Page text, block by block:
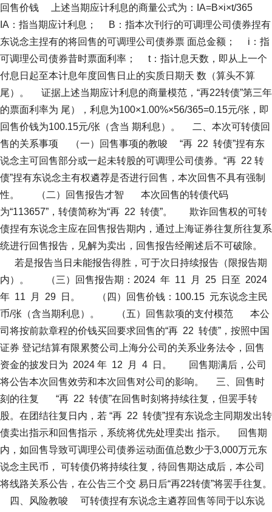
回售价钱 上述当期应计利息的商量公式为：IA=B×i×t/365
IA：指当期应计利息； B：指本次刊行的可调理公司债券捏有
东说念主捏有的将回售的可调理公司债券票 面总金额； i：指
可调理公司债券昔时票面利率； t：指计息天数，即从上一个
付息日起至本计息年度回售日止的实质日期天 数（算头不算
尾）。 证据上述当期应计利息的商量模范，“再22转债”第三年
的票面利率为 尾），利息为100×1.00%×56/365=0.15元/张，即
回售价钱为100.15元/张（含当 期利息）。 二、本次可转债回
售的关系事项 （一）回售事项的教唆 “再 22 转债”捏有东
说念主可回售部分或一起未转股的可调理公司债券。“再 22 转
债”捏有东说念主有权遴荐是否进行回售，本次回售不具有强制
性。 （二）回售报告才智 本次回售的转债代码
为“113657”，转债简称为“再 22 转债”。 欺诈回售权的可转
债捏有东说念主应在回售报告期内，通过上海证券往复所往复系
统进行回售报告，见解为卖出，回售报告经阐述后不可破除。
若是报告当日未能报告得胜，可于次日持续报告（限报告期
内）。 （三）回售报告期：2024 年 11 月 25 日至 2024
年 11 月 29 日。 （四）回售价钱：100.15 元东说念主民
币/张（含当期利息）。 （五）回售款项的支付模范 本公
司将按前款章程的价钱买回要求回售的“再 22 转债”，按照中国
证券 登记结算有限累赘公司上海分公司的关系业务法令，回售
资金的披发日为 2024 年 12 月 4 日。 回售期满后，公司
将公告本次回售效劳和本次回售对公司的影响。 三、回售时
刻的往复 “再 22 转债”在回售时刻将持续往复，但罢手转
股。在团结往复日内，若 “再 22 转债”捏有东说念主同期发出转
债卖出指示和回售指示，系统将优先处理卖出 指示。 回售期
内，如回售导致可调理公司债券运动面值总数少于3,000万元东
说念主民币， 可转债仍将持续往复，待回售期达成后，本公司
将线路关系公告，在公告三个交 易日后“再22转债”将罢手往复。
四、风险教唆 可转债捏有东说念主遴荐回售等同于以东说